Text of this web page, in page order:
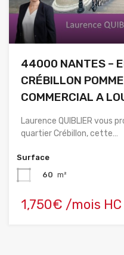
44000 NANTES –
CRÉBILLON
COMMERCIAL A
Laurence QUIBLIER vous
quartier Crébillon, cette…
Surface
60 m²
1,750€ /mois HC